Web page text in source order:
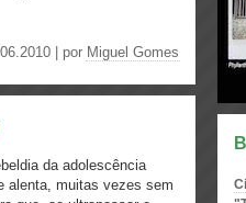
| por Miguel Gomes
da adolescência
alenta, muitas vezes sem